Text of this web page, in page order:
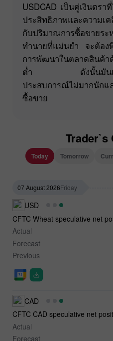
USDCAD เป็นคู่เงินตร
ประสิทธิภาพและความเ
กับปริมาณการซื้อขาย
ทำนายที่แม่นยำ จะต้อง
การพัฒนาในตลาดสินค้
ต่ำ ดังนั้นมันเหมา
ประสบการณ์ไม่มากนักแ
ซื้อขาย
Trader`s
Today Tomorrow
07 August 2026Friday
USD
CFTC Wheat speculative net
Actual
Forecast
Previous
CAD
CFTC CAD speculative net
Actual
Forecast